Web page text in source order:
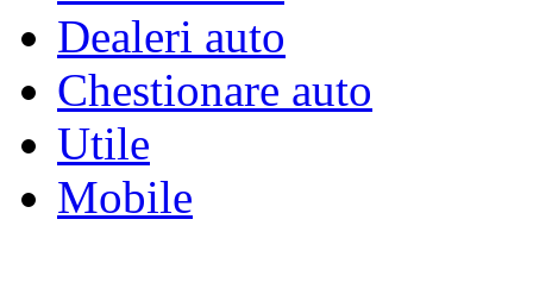
Dealeri auto
Chestionare auto
Utile
Mobile